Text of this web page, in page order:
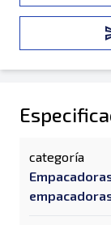
categoría